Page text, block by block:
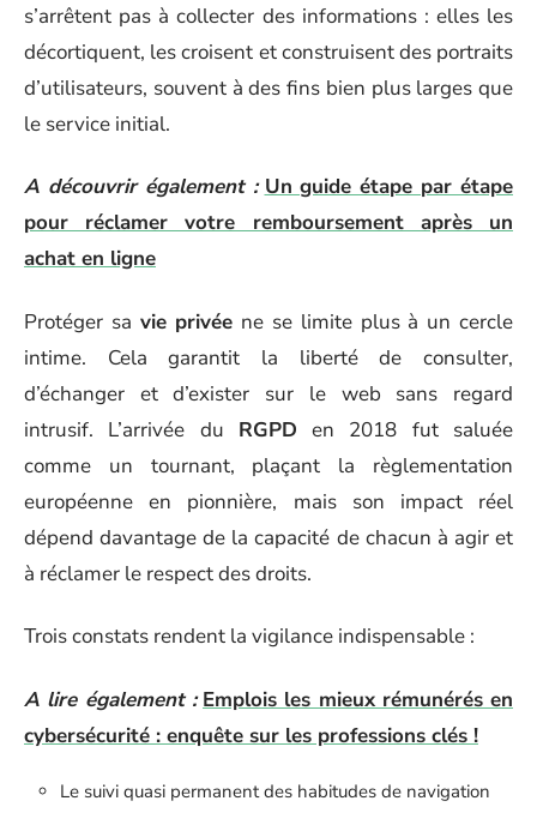
s’arrêtent pas à collecter des informations : elles les
décortiquent, les croisent et construisent des portraits
d’utilisateurs, souvent à des fins bien plus larges que
le service initial.
A découvrir également : Un guide étape par étape
pour réclamer votre remboursement après un
achat en ligne
Protéger sa vie privée ne se limite plus à un cercle
intime. Cela garantit la liberté de consulter,
d’échanger et d’exister sur le web sans regard
intrusif. L’arrivée du RGPD en 2018 fut saluée
comme un tournant, plaçant la règlementation
européenne en pionnière, mais son impact réel
dépend davantage de la capacité de chacun à agir et
à réclamer le respect des droits.
Trois constats rendent la vigilance indispensable :
A lire également : Emplois les mieux rémunérés en
cybersécurité : enquête sur les professions clés !
Le suivi quasi permanent des habitudes de navigation